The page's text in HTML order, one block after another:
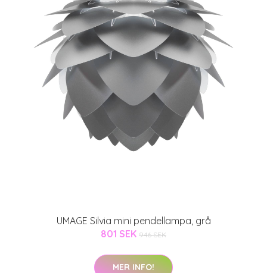
UMAGE Silvia mini pendellampa, grå
801 SEK 946 SEK
MER INFO!